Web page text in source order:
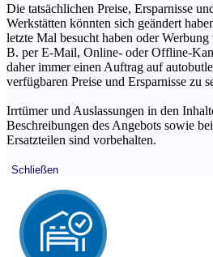
Die tatsächlichen Preise, Ersparnisse
Werkstätten könnten sich geändert
letzte Mal besucht haben oder
B. per E-Mail, Online- oder Offline-
daher immer einen Auftrag auf
verfügbaren Preise und Ersparnisse zu
Irrtümer und Auslassungen in den
Beschreibungen des Angebots sowie
Ersatzteilen sind vorbehalten.
Schließen